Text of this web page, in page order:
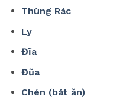
Thùng Rác
Ly
Đĩa
Đũa
Chén (bát ăn)